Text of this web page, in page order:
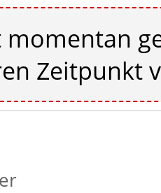
momentan
Zeitpunkt